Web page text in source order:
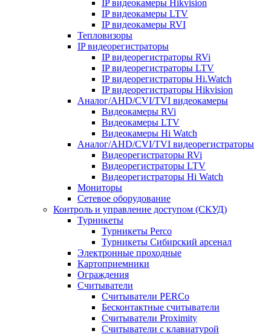
IP видеокамеры Hikvision
IP видеокамеры LTV
IP видеокамеры RVI
Тепловизоры
IP видеорегистраторы
IP видеорегистраторы RVi
IP видеорегистраторы LTV
IP видеорегистраторы Hi.Watch
IP видеорегистраторы Hikvision
Аналог/AHD/CVI/TVI видеокамеры
Видеокамеры RVi
Видеокамеры LTV
Видеокамеры Hi Watch
Аналог/AHD/CVI/TVI видеорегистраторы
Видеорегистраторы RVi
Видеорегистраторы LTV
Видеорегистраторы Hi Watch
Мониторы
Сетевое оборудование
Контроль и управление доступом (СКУД)
Турникеты
Турникеты Perco
Турникеты Сибирский арсенал
Электронные проходные
Картоприемники
Ограждения
Считыватели
Считыватели PERCo
Бесконтактные считыватели
Считыватели Proximity
Считыватели с клавиатурой